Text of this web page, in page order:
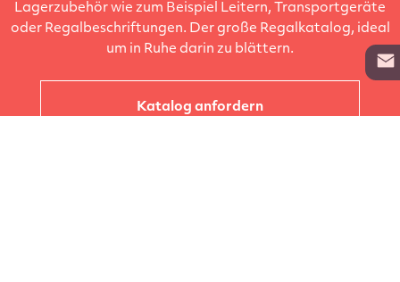
Lagerzubehör wie zum Beispiel Leitern, Transportgeräte
oder Regalbeschriftungen. Der große Regalkatalog, ideal
um in Ruhe darin zu blättern.
Katalog anfordern